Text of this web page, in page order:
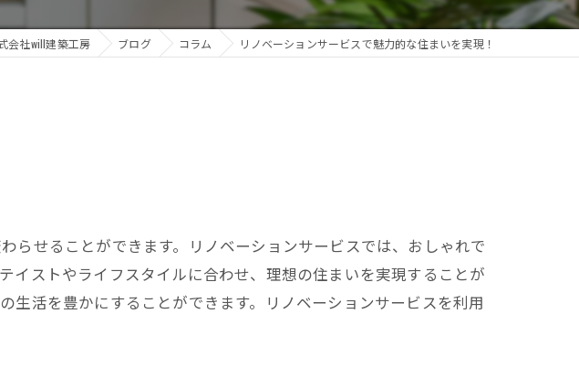
リノベーション
会社will建築工房 ブログ コラム リノベーションサービスで魅力的な住まいを実現！
らせることができます。リノベーションサービスでは、おしゃれで
イストやライフスタイルに合わせ、理想の住まいを実現することが
活を豊かにすることができます。リノベーションサービスを利用